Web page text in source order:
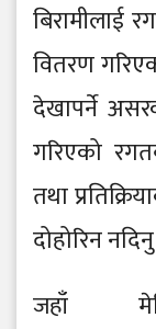
बिरामीलाई
वितरण
देखापर्ने
गरिएको
तथा
दोहोरिन
जहाँ